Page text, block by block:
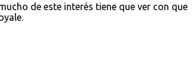
de este interés tiene que ver con que